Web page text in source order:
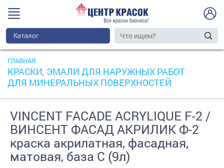
Каталог
ГЛАВНАЯ
КРАСКИ, ЭМАЛИ ДЛЯ НАРУЖНЫХ РАБОТ
ДЛЯ МИНЕРАЛЬНЫХ ПОВЕРХНОСТЕЙ
VINCENT FACADE ACRYLIQUE F-2 /
ВИНСЕНТ ФАСАД АКРИЛИК Ф-2
краска акрилатная, фасадная,
матовая, база С (9л)